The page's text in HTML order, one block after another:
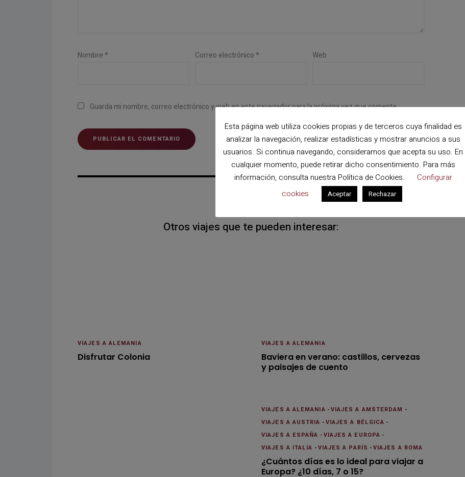
Nombre* Correo electrónico* Web
Guarda mi nombre, correo electrónico y web en este navegador para la próxima vez que comente.
Otros viajes que te pueden interesar:
VIAJES A ALEMANIA
Disfrutar Colonia
VIAJES A ALEMANIA
Baviera en verano: castillos, cervezas
y paisajes de cuento
VIAJES A ALEMANIA -VIAJES A AMSTERDAM -
VIAJES A AUSTRIA -VIAJES A BÉLGICA -
VIAJES A ESPAÑA -VIAJES A EUROPA -
VIAJES A ITALIA -VIAJES A PARÍS -VIAJES A ROMA
¿Cuántos días es lo ideal para viajar a
Europa? ¿10 días, 7 o 15?
Esta página web utiliza cookies propias y de terceros cuya finalidad es
analizar la navegación, realizar estadísticas y mostrar anuncios a sus
usuarios. Si continua navegando, consideramos que acepta su uso. En
cualquier momento, puede retirar dicho consentimiento. Para más
información, consulta nuestra Política de Cookies.
Configurar
cookies
Aceptar Rechazar